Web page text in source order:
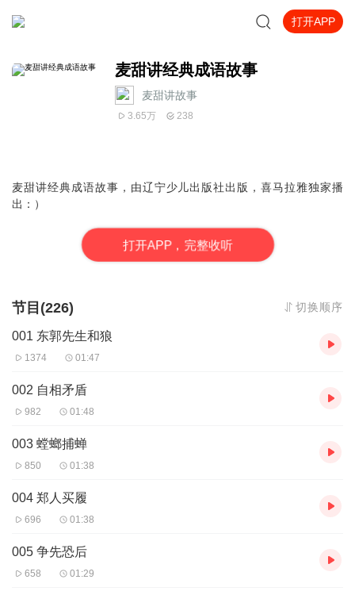
打开APP
麦甜讲经典成语故事
麦甜讲故事
3.65万 238
麦甜讲经典成语故事，由辽宁少儿出版社出版，喜马拉雅独家播
出：）
打开APP，完整收听
节目(226) 切换顺序
001 东郭先生和狼
1374 01:47
002 自相矛盾
982 01:48
003 螳螂捕蝉
850 01:38
004 郑人买履
696 01:38
005 争先恐后
658 01:29